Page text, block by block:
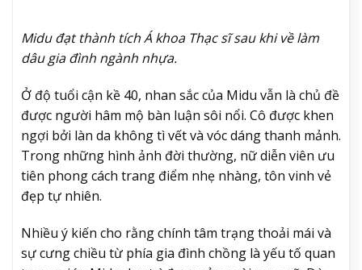
Midu đạt thành tích Á khoa Thạc sĩ sau khi về làm
dâu gia đình ngành nhựa.
Ở độ tuổi cận kề 40, nhan sắc của Midu vẫn là chủ đề
được người hâm mộ bàn luận sôi nổi. Cô được khen
ngợi bởi làn da không tì vết và vóc dáng thanh mảnh.
Trong những hình ảnh đời thường, nữ diễn viên ưu
tiên phong cách trang điểm nhẹ nhàng, tôn vinh vẻ
đẹp tự nhiên.
Nhiều ý kiến cho rằng chính tâm trạng thoải mái và
sự cưng chiều từ phía gia đình chồng là yếu tố quan